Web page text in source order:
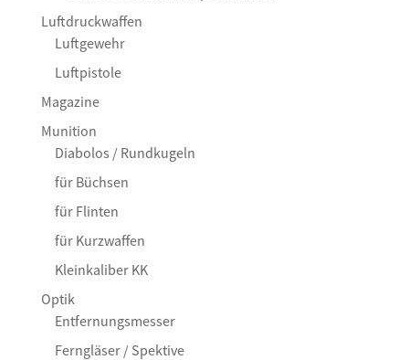
Luftdruckwaffen
Luftgewehr
Luftpistole
Magazine
Munition
Diabolos / Rundkugeln
für Büchsen
für Flinten
für Kurzwaffen
Kleinkaliber KK
Optik
Entfernungsmesser
Ferngläser / Spektive